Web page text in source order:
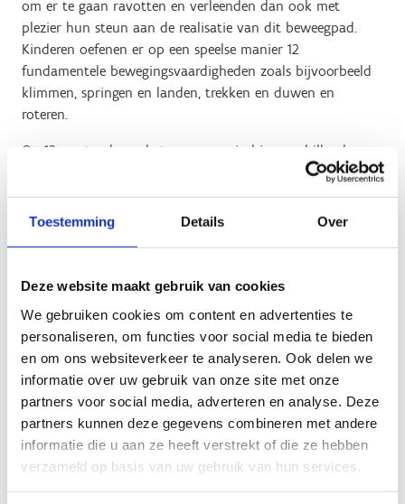
Toestemming Details Over
Deze website maakt gebruik van cookies
We gebruiken cookies om content en advertenties te
personaliseren, om functies voor social media te bieden
en om ons websiteverkeer te analyseren. Ook delen we
informatie over uw gebruik van onze site met onze
partners voor social media, adverteren en analyse. Deze
partners kunnen deze gegevens combineren met andere
informatie die u aan ze heeft verstrekt of die ze hebben
verzameld op basis van uw gebruik van hun services.
om er te gaan ravotten en verleenden dan ook met
plezier hun steun aan de realisatie van dit beweegpad.
Kinderen oefenen er op een speelse manier 12
fundamentele bewegingsvaardigheden zoals bijvoorbeeld
klimmen, springen en landen, trekken en duwen en
roteren.
Op 12 punten langs het parcours vind je verschillende
spelelementen: klimmen en balanceren op boomstammen,
slingeren aan een touw, klanken maken met natuurlijke
elementen op de xylofoon, zich meten met een dier in de
Meer dan dubbel zoveel ruimte om
te spelen
Schepen van jeugd Inne Pauwels: “Het speelbos bevond
zich vroeger op de locatie van de pas aangelegde
hondenlosloopzone. Het nieuwe speelbos vond een thuis
in de naastgelegen zone, die eigendom is van Natuurpunt.
Zo werd de oppervlakte van het speelbos uitgebreid van
63.000 m² naar maar liefst 143.000 m², dus meer dan het